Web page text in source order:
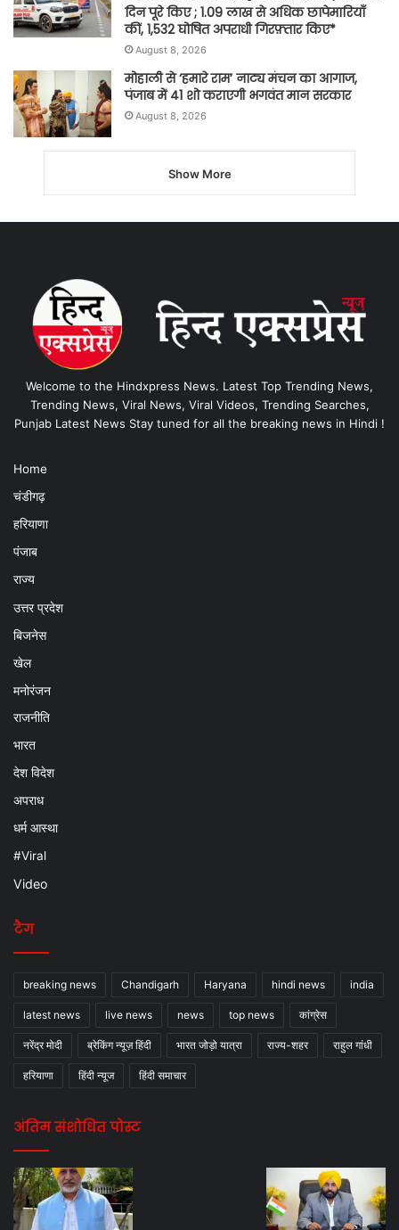
दिन पूरे किए ; 1.09 लाख से अधिक छापेमारियाँ
कीं, 1,532 घोषित अपराधी गिरफ़्तार किए*
August 8, 2026
मोहाली से ‘हमारे राम’ नाट्य मंचन का आगाज,
पंजाब में 41 शो कराएगी भगवंत मान सरकार
August 8, 2026
Show More
Welcome to the Hindxpress News. Latest Top Trending News,
Trending News, Viral News, Viral Videos, Trending Searches,
Punjab Latest News Stay tuned for all the breaking news in Hindi !
Home
चंडीगढ़
हरियाणा
पंजाब
राज्य
उत्तर प्रदेश
बिजनेस
खेल
मनोरंजन
राजनीति
भारत
देश विदेश
अपराध
धर्म आस्था
#Viral
Video
टैग
breaking news Chandigarh Haryana hindi news india
latest news live news news top news कांग्रेस
नरेंद्र मोदी ब्रेकिंग न्यूज़ हिंदी भारत जोड़ो यात्रा राज्य-शहर राहुल गांधी
हरियाणा हिंदी न्यूज हिंदी समाचार
अंतिम संशोधित पोस्ट